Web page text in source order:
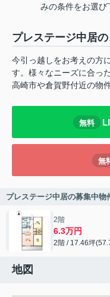
みの条件をお選び
プレステージ中居
今引っ越しをお考えの方
す。様々なニーズに合っ
高崎市や倉賀野付近の物
無料
無
プレステージ中居の募集中物
2階
6.3万円
2階 / 17.46坪
地図